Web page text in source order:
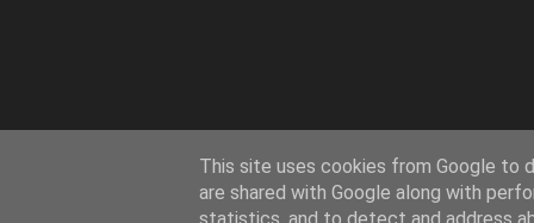
This site uses cookies from Google to
are shared with Google along with